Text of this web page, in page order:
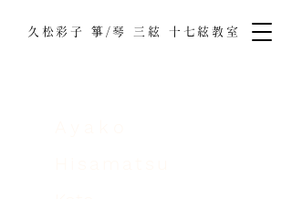
久松彩子 箏/琴 三絃 十七絃教室